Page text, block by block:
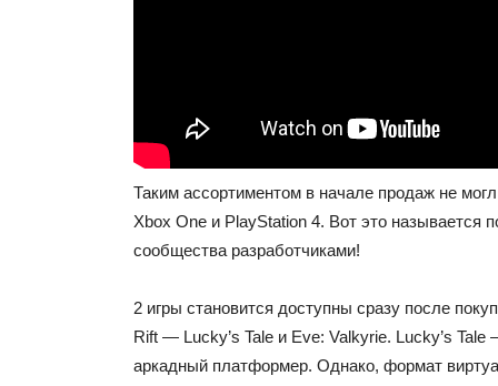
Таким ассортиментом в начале продаж не
Xbox One и PlayStation 4. Вот это называется
сообщества разработчиками!
2 игры становится доступны сразу после
Rift — Lucky’s Tale и Eve: Valkyrie. Lucky’s
аркадный платформер. Однако, формат